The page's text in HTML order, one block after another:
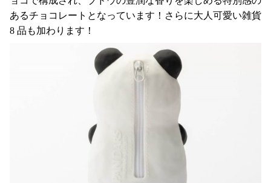
あるチョコレートとなっています！さらに大人可愛い雑貨
8 品も加わります！